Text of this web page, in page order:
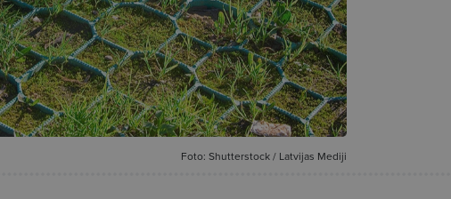
Foto: Shutterstock / Latvijas Mediji